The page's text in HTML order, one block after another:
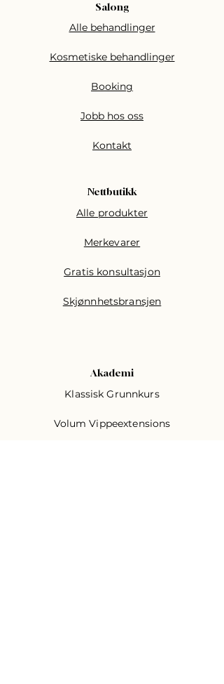
Salong
Alle behandlinger
Kosmetiske behandlinger
Booking
Jobb hos oss
Kontakt
Nettbutikk
Alle produkter
Merkevarer
Gratis konsultasjon
Skjønnhetsbransjen
Akademi
Klassisk Grunnkurs
Volum Vippeextensions